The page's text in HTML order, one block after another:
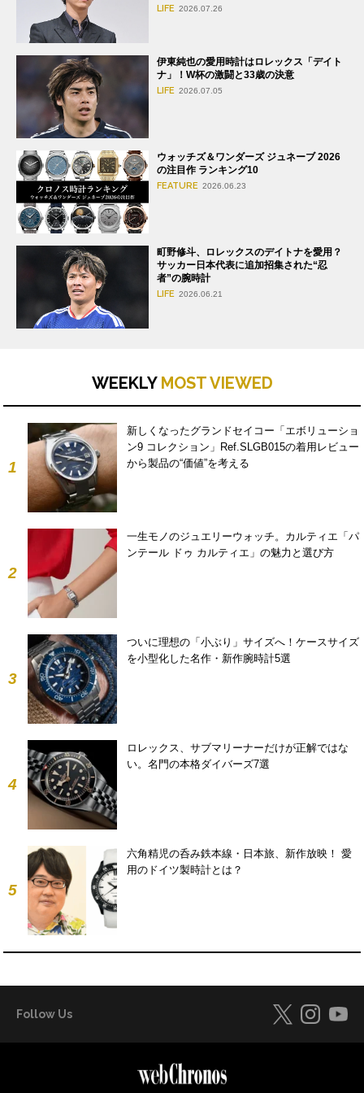
LIFE 2026.07.26
伊東純也の愛用時計はロレックス「デイト
ナ」！W杯の激闘と33歳の決意
LIFE 2026.07.05
ウォッチズ＆ワンダーズ ジュネーブ 2026
の注目作 ランキング10
FEATURE 2026.06.23
町野修斗、ロレックスのデイトナを愛用？
サッカー日本代表に追加招集された“忍
者”の腕時計
LIFE 2026.06.21
WEEKLY MOST VIEWED
1
新しくなったグランドセイコー「エボリューショ
ン9 コレクション」Ref.SLGB015の着用レビュー
から製品の“価値”を考える
2
一生モノのジュエリーウォッチ。カルティエ「パ
ンテール ドゥ カルティエ」の魅力と選び方
3
ついに理想の「小ぶり」サイズへ！ケースサイズ
を小型化した名作・新作腕時計5選
4
ロレックス、サブマリーナーだけが正解ではな
い。名門の本格ダイバーズ7選
5
六角精児の呑み鉄本線・日本旅、新作放映！ 愛
用のドイツ製時計とは？
Follow Us